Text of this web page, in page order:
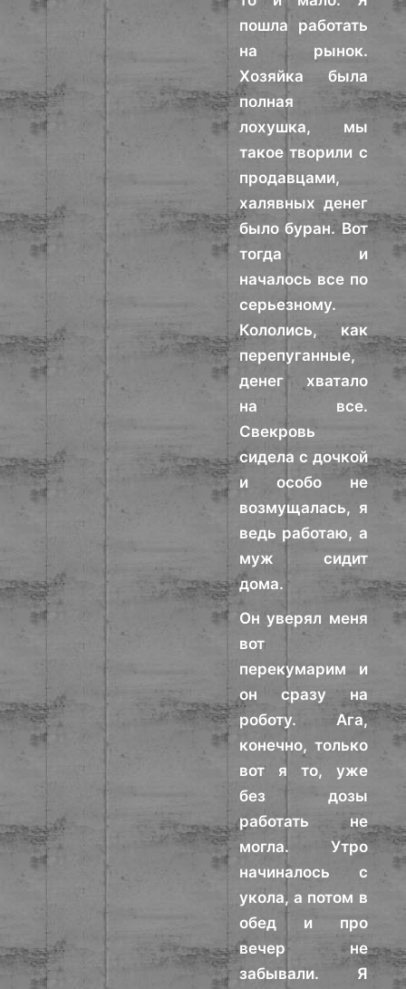
пошла работать
на рынок.
Хозяйка была
полная
лохушка, мы
такое творили с
продавцами,
халявных денег
было буран. Вот
тогда и
началось все по
серьезному.
Кололись, как
перепуганные,
денег хватало
на все.
Свекровь
сидела с дочкой
и особо не
возмущалась, я
ведь работаю, а
муж сидит
дома.
Он уверял меня
вот
перекумарим и
он сразу на
роботу. Ага,
конечно, только
вот я то, уже
без дозы
работать не
могла. Утро
начиналось с
укола, а потом в
обед и про
вечер не
забывали. Я